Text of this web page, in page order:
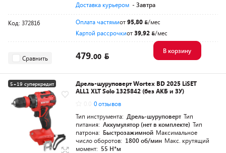
Доставка курьером - Завтра
Код: 372816 Оплата частямиот95,80
/мес
Картой рассрочкиот39,92 /мес
Сравнить 479.00
В корзину
5+19 суперкредит
Разумная цена
Дрель-шуруповерт Wortex BD 2025 LiSET
ALL1 XLT Solo 1325842 (без АКБ и ЗУ)
0 отзывов
Тип инструмента: Дрель-шуруповерт Тип
питания: Аккумулятор (нет в комплекте) Тип
патрона: Быстрозажимной Максимальное
число оборотов: 1800 об/мин Макс. крутящий
момент: 55 Н*м